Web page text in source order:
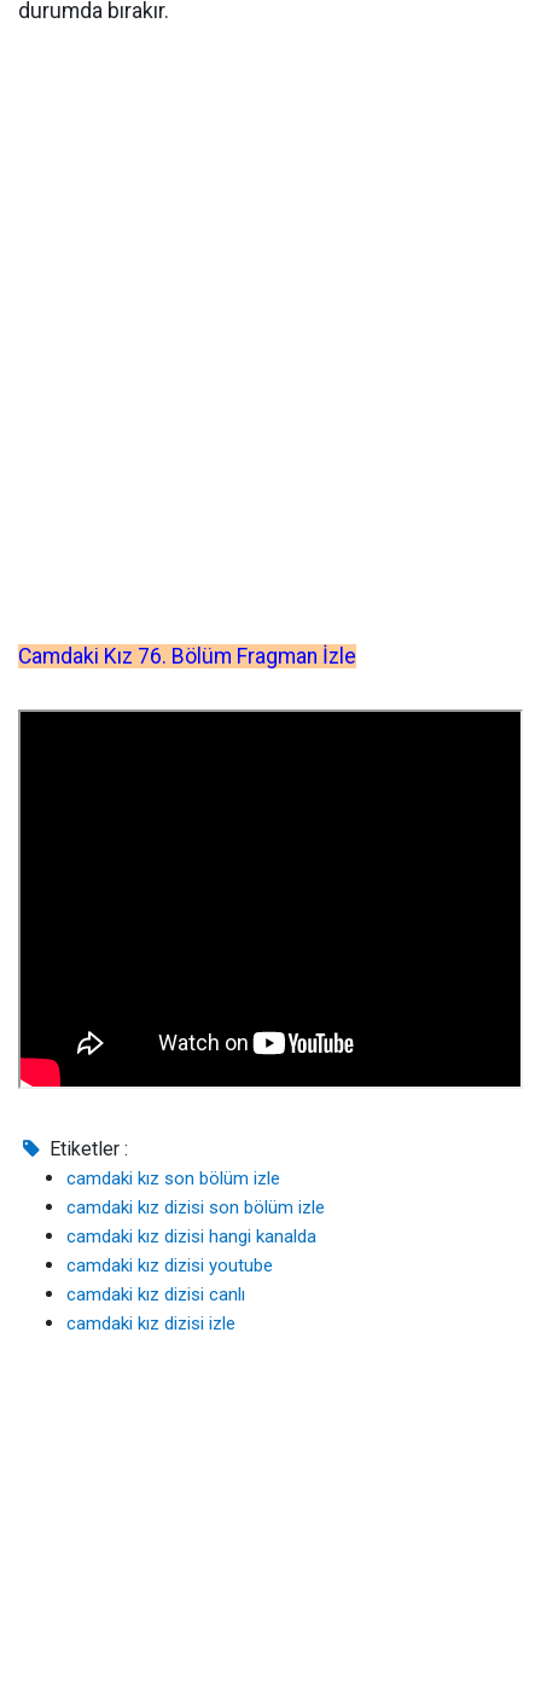
durumda bırakır.
Camdaki Kız 76. Bölüm Fragman İzle
Etiketler :
camdaki kız son bölüm izle
camdaki kız dizisi son bölüm izle
camdaki kız dizisi hangi kanalda
camdaki kız dizisi youtube
camdaki kız dizisi canlı
camdaki kız dizisi izle